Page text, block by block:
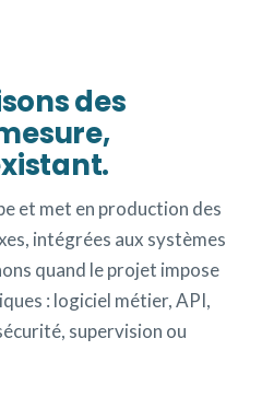
des
et met en production des
intégrées aux systèmes
quand le projet impose
: logiciel métier, API,
supervision ou